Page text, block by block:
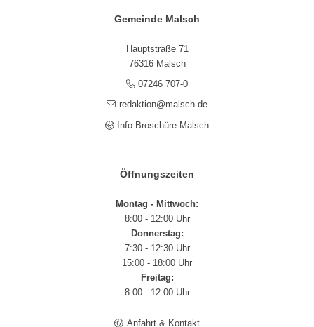
Gemeinde Malsch
Hauptstraße 71
76316 Malsch
07246 707-0
redaktion@malsch.de
Info-Broschüre Malsch
Öffnungszeiten
Montag - Mittwoch:
8:00 - 12:00 Uhr
Donnerstag:
7:30 - 12:30 Uhr
15:00 - 18:00 Uhr
Freitag:
8:00 - 12:00 Uhr
Anfahrt & Kontakt